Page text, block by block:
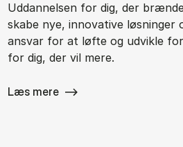
Uddannelsen for dig, der
skabe nye, innovative løsninger
ansvar for at løfte og udvikle
for dig, der vil mere.
Læs mere